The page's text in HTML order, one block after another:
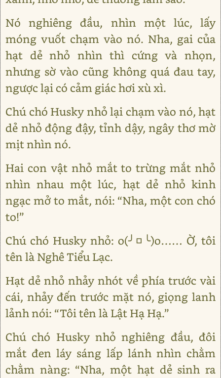
Nó nghiêng đầu, nhìn một lúc, lấy
móng vuốt chạm vào nó. Nha, gai của
hạt dẻ nhỏ nhìn thì cứng và nhọn,
nhưng sờ vào cũng không quá đau tay,
ngược lại có cảm giác hơi xù xì.
Chú chó Husky nhỏ lại chạm vào nó, hạt
dẻ nhỏ động đậy, tỉnh dậy, ngây thơ mờ
mịt nhìn nó.
Hai con vật nhỏ mắt to trừng mắt nhỏ
nhìn nhau một lúc, hạt dẻ nhỏ kinh
ngạc mở to mắt, nói: “Nha, một con chó
to!”
Chú chó Husky nhỏ: o(╯□╰)o…… Ờ, tôi
tên là Nghê Tiểu Lạc.
Hạt dẻ nhỏ nhảy nhót về phía trước vài
cái, nhảy đến trước mặt nó, giọng lanh
lảnh nói: “Tôi tên là Lật Hạ Hạ.”
Chú chó Husky nhỏ nghiêng đầu, đôi
mắt đen láy sáng lấp lánh nhìn chằm
chằm nàng: “Nha, một hạt dẻ sinh ra